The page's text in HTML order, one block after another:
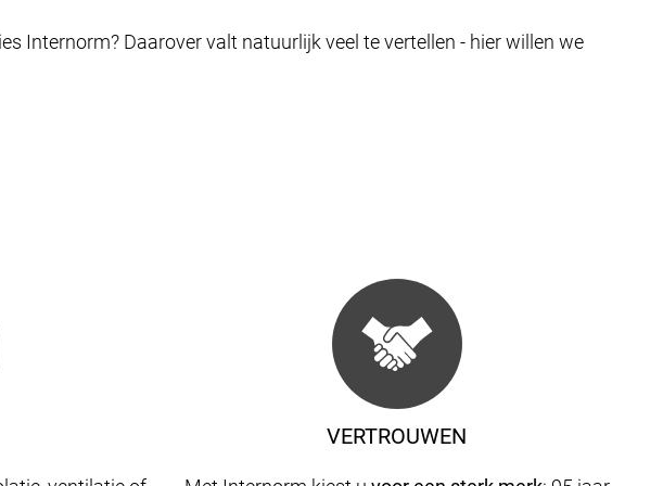
Internorm? Daarover valt natuurlijk veel te vertellen - hier willen we
VERTROUWEN